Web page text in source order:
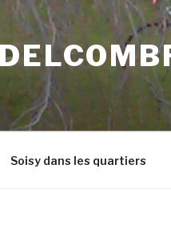
Soisy dans les quartiers